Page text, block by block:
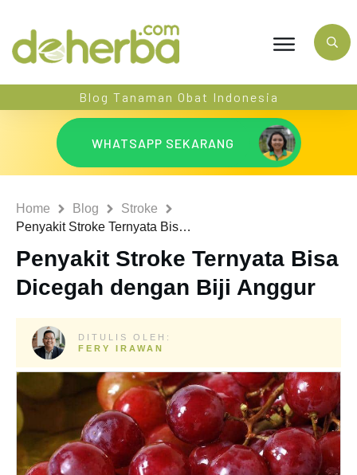
Blog Tanaman Obat Indonesia
WHATSAPP SEKARANG
Home Blog
Stroke
Penyakit Stroke Ternyata Bisa Dicegah dengan Biji Anggur
Penyakit Stroke Ternyata Bisa
Dicegah dengan Biji Anggur
DITULIS OLEH:
FERY IRAWAN